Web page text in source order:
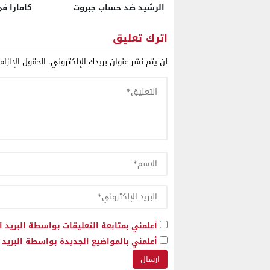
الرشيد ضد حساب جبروت
اترك تعليق
لن يتم نشر عنوان بريدك الإلكتروني. الحقول
أعلمني بمتابعة التعليقات بواسطة البريد
أعلمني بالمواضيع الجديدة بواسطة البريد